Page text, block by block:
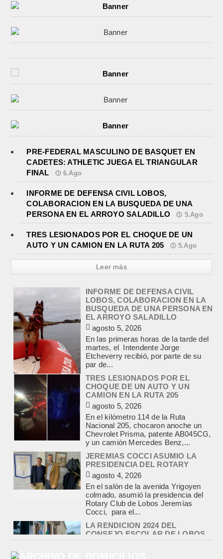
PRE-FEDERAL MASCULINO DE BASQUET EN
CADETES: ATHLETIC JUEGA EL TRIANGULAR
FINAL
6.Ago
INFORME DE DEFENSA CIVIL LOBOS,
COLABORACION EN LA BUSQUEDA DE UNA
PERSONA EN EL ARROYO SALADILLO
5.Ago
TRES LESIONADOS POR EL CHOQUE DE UN
AUTO Y UN CAMION EN LA RUTA 205
5.Ago
Leer más
INFORME DE DEFENSA CIVIL
LOBOS, COLABORACION EN LA
BUSQUEDA DE UNA PERSONA EN
EL ARROYO SALADILLO
agosto 5, 2026
En las primeras horas de la tarde del
martes, el Intendente Jorge
Etcheverry recibió, por parte de su
par de...
TRES LESIONADOS POR EL
CHOQUE DE UN AUTO Y UN
CAMION EN LA RUTA 205
agosto 5, 2026
En el kilómetro 114 de la Ruta
Nacional 205, chocaron anoche un
Chevrolet Prisma, patente AB045CG,
y un camión Mercedes Benz,...
JEREMIAS COCCI ASUMIO LA
PRESIDENCIA DEL ROTARY
agosto 4, 2026
En el salón de la avenida Yrigoyen
colmado, asumió la presidencia del
Rotary Club de Lobos Jeremías
Cocci, para el...
LA RENDICION 2024 DEL
CONSEJO ESCOLAR DE LOBOS
APROBADA POR EL TRIBUNAL